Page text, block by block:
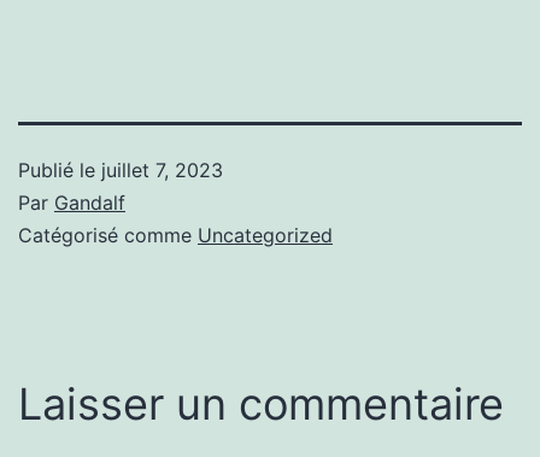
Publié le juillet 7, 2023
Par Gandalf
Catégorisé comme Uncategorized
Laisser un commentaire